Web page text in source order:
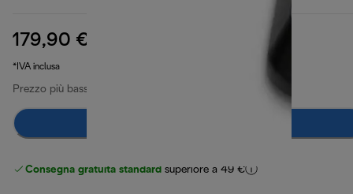
179,90 € prezzo originale 274,99 €
*IVA inclusa
Prezzo più basso ultimi 30 giorni
Consegna gratuita standard superiore a 49 €